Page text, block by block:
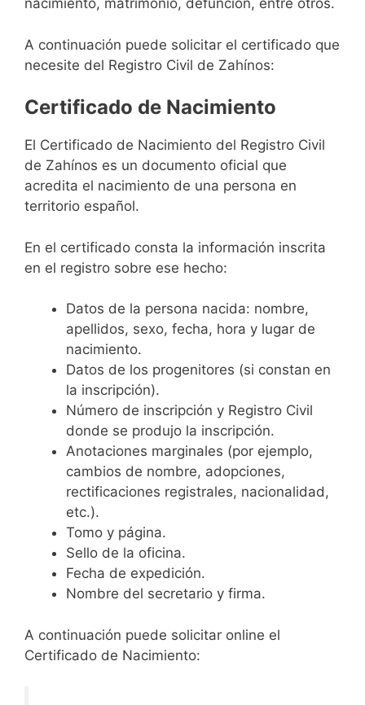
nacimiento, matrimonio, defunción, entre otros.
A continuación puede solicitar el certificado que
necesite del Registro Civil de Zahínos:
Certificado de Nacimiento
El Certificado de Nacimiento del Registro Civil
de Zahínos es un documento oficial que
acredita el nacimiento de una persona en
territorio español.
En el certificado consta la información inscrita
en el registro sobre ese hecho:
Datos de la persona nacida: nombre,
apellidos, sexo, fecha, hora y lugar de
nacimiento.
Datos de los progenitores (si constan en
la inscripción).
Número de inscripción y Registro Civil
donde se produjo la inscripción.
Anotaciones marginales (por ejemplo,
cambios de nombre, adopciones,
rectificaciones registrales, nacionalidad,
etc.).
Tomo y página.
Sello de la oficina.
Fecha de expedición.
Nombre del secretario y firma.
A continuación puede solicitar online el
Certificado de Nacimiento: